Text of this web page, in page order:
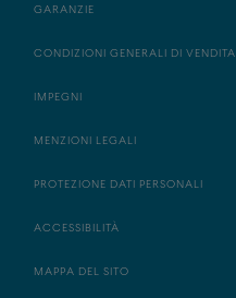
GARANZIE
CONDIZIONI GENERALI DI VENDITA
IMPEGNI
MENZIONI LEGALI
PROTEZIONE DATI PERSONALI
ACCESSIBILITÀ
MAPPA DEL SITO